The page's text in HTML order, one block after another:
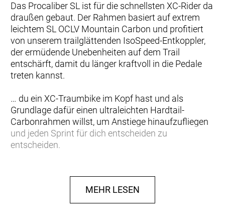
Das Procaliber SL ist für die schnellsten XC-Rider da
draußen gebaut. Der Rahmen basiert auf extrem
leichtem SL OCLV Mountain Carbon und profitiert
von unserem trailglättenden IsoSpeed-Entkoppler,
der ermüdende Unebenheiten auf dem Trail
entschärft, damit du länger kraftvoll in die Pedale
treten kannst.
… du ein XC-Traumbike im Kopf hast und als
Grundlage dafür einen ultraleichten Hardtail-
Carbonrahmen willst, um Anstiege hinaufzufliegen
und jeden Sprint für dich entscheiden zu
entscheiden.
Carbon mit interner Control Freak-Zugführung und
trailglättendem IsoSpeed-Entkoppler. Das
Procaliber SL-Rahmenset kommt mit einem
MEHR LESEN